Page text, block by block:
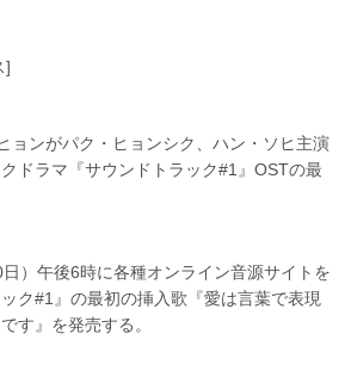
]
ョンがパク・ヒョンシク、ハン・ソヒ主演
ドラマ『サウンドトラック#1』OSTの最
）午後6時に各種オンライン音源サイトを
ク#1』の最初の挿入歌『愛は言葉で表現
す』を発売する。